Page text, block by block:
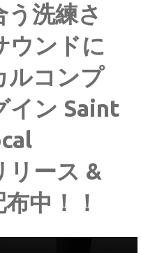
洗練さ
ウンドに
ルコンプ
イン Saint
ース &
中！！